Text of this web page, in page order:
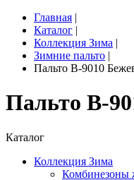
Главная |
Каталог |
Коллекция Зима |
Зимние пальто |
Пальто B-9010
Пальто B-
Каталог
Коллекция Зима
Комбинезоны